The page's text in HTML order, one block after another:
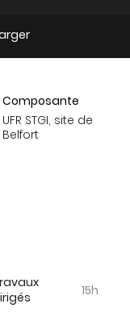
Composante
UFR STGI, site de
Belfort
15h